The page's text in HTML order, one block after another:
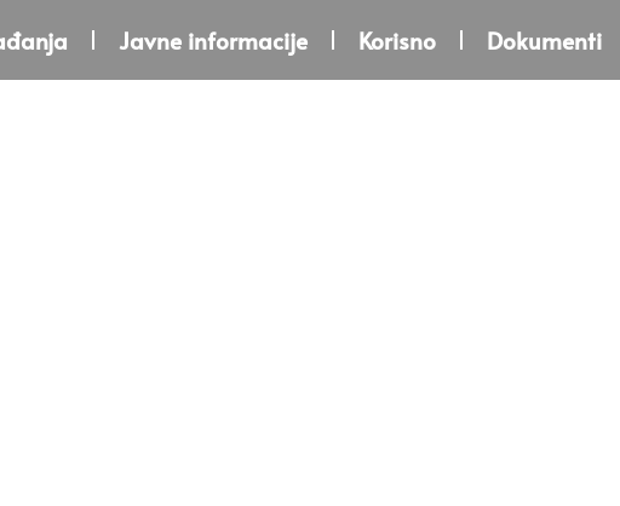
Javne informacije Korisno Dokumenti